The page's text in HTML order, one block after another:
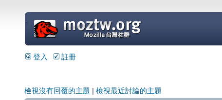
=
登入 註冊
檢視沒有回覆的主題 檢視最近討論的主題